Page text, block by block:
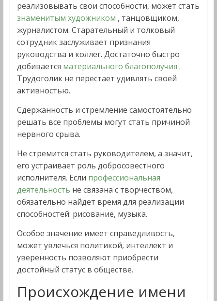
реализовывать свои способности, может стать
знаменитым художником , танцовщиком,
журналистом. Старательный и толковый
сотрудник заслуживает признания
руководства и коллег. Достаточно быстро
добивается материального благополучия .
Трудоголик не перестает удивлять своей
активностью.
Сдержанность и стремление самостоятельно
решать все проблемы могут стать причиной
нервного срыва.
Не стремится стать руководителем, а значит,
его устраивает роль добросовестного
исполнителя. Если профессиональная
деятельность не связана с творчеством,
обязательно найдет время для реализации
способностей: рисование, музыка.
Особое значение имеет справедливость,
может увлечься политикой, интеллект и
уверенность позволяют приобрести
достойный статус в обществе.
Происхождение имени